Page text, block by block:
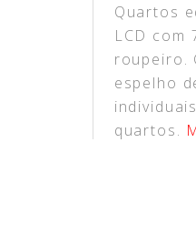
Quartos
LCD
roupeiro.
espelho
quartos.